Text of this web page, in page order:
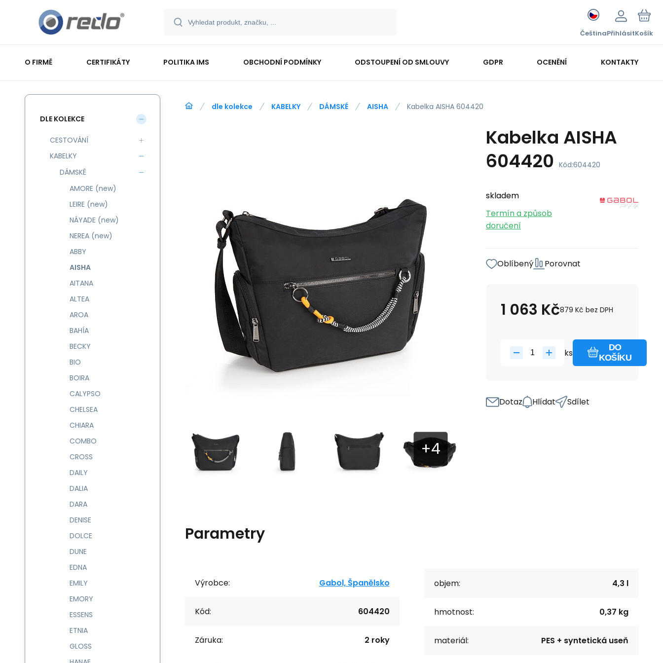
ČeštinaPřihlásitKošík
O FIRMĚ CERTIFIKÁTY POLITIKA IMS OBCHODNÍ PODMÍNKY ODSTOUPENÍ OD SMLOUVY GDPR OCENĚNÍ KONTAKTY
dle kolekce KABELKY DÁMSKÉ AISHA Kabelka AISHA 604420
Kabelka AISHA
604420 Kód:604420
skladem
Termín a způsob
doručení
Oblíbený Porovnat
1 063 Kč879 Kč bez DPH
ks
DO
KOŠÍKU
Dotaz Hlídat Sdílet
Parametry
Výrobce: Gabol, Španělsko
Kód: 604420
Záruka: 2 roky
objem: 4,3 l
hmotnost: 0,37 kg
materiál: PES + syntetická useň
DLE KOLEKCE
CESTOVÁNÍ
KABELKY
DÁMSKÉ
AMORE (new)
LEIRE (new)
NÁYADE (new)
NEREA (new)
ABBY
AISHA
AITANA
ALTEA
AROA
BAHÍA
BECKY
BIO
BOIRA
CALYPSO
CHELSEA
CHIARA
COMBO
CROSS
DAILY
DALIA
DARA
DENISE
DOLCE
DUNE
EDNA
EMILY
EMORY
ESSENS
ETNIA
GLOSS